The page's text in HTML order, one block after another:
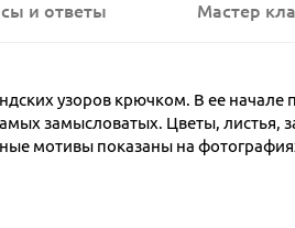
и ответы Мастер
узоров крючком. В ее
замысловатых. Цветы,
мотивы показаны на